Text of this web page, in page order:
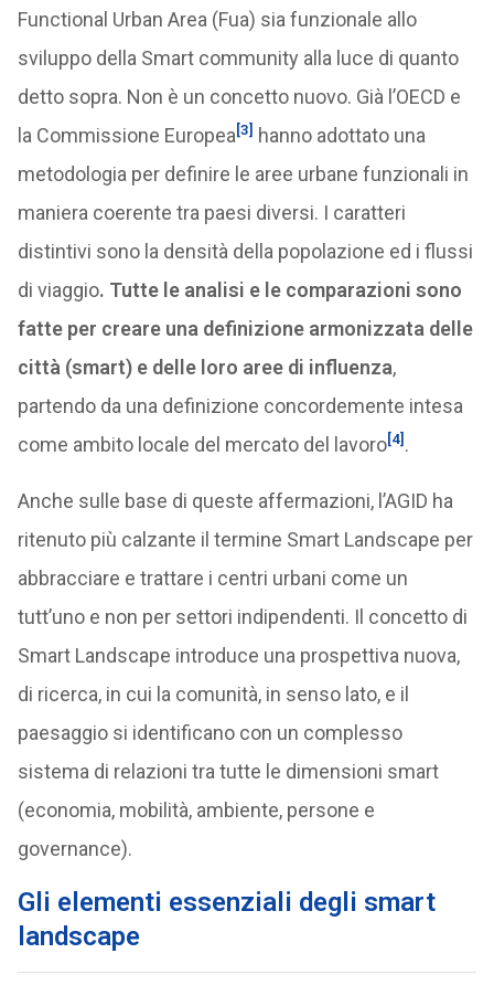
Functional Urban Area (Fua) sia funzionale allo
sviluppo della Smart community alla luce di quanto
detto sopra. Non è un concetto nuovo. Già l’OECD e
la Commissione Europea[3] hanno adottato una
metodologia per definire le aree urbane funzionali in
maniera coerente tra paesi diversi. I caratteri
distintivi sono la densità della popolazione ed i flussi
di viaggio. Tutte le analisi e le comparazioni sono
fatte per creare una definizione armonizzata delle
città (smart) e delle loro aree di influenza,
partendo da una definizione concordemente intesa
come ambito locale del mercato del lavoro[4] .
Anche sulle base di queste affermazioni, l’AGID ha
ritenuto più calzante il termine Smart Landscape per
abbracciare e trattare i centri urbani come un
tutt’uno e non per settori indipendenti. Il concetto di
Smart Landscape introduce una prospettiva nuova,
di ricerca, in cui la comunità, in senso lato, e il
paesaggio si identificano con un complesso
sistema di relazioni tra tutte le dimensioni smart
(economia, mobilità, ambiente, persone e
governance).
Gli elementi essenziali degli smart
landscape